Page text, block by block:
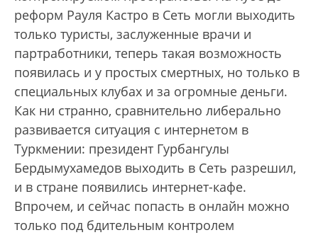
реформ Рауля Кастро в Cеть могли выходить
только туристы, заслуженные врачи и
партработники, теперь такая возможность
появилась и у простых смертных, но только в
специальных клубах и за огромные деньги.
Как ни странно, сравнительно либерально
развивается ситуация с интернетом в
Туркмении: президент Гурбангулы
Бердымухамедов выходить в Cеть разрешил,
и в стране появились интернет-кафе.
Впрочем, и сейчас попасть в онлайн можно
только под бдительным контролем